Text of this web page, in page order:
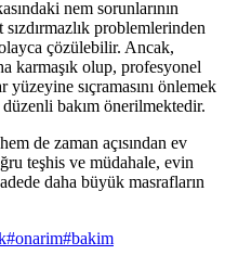
nem sorunlarının
problemlerinden
çözülebilir. Ancak,
karmaşık olup, profesyonel
sıçramasını önlemek
bakım önerilmektedir.
de zaman açısından ev
teşhis ve müdahale, evin
daha büyük masrafların
#onarim#bakim